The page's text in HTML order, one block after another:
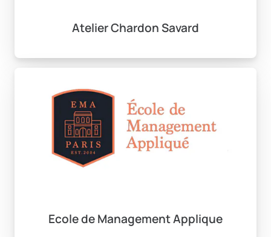
Atelier Chardon Savard
Ecole de Management Applique